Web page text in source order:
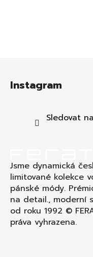
Instagram
Sledovat
Jsme dynamická
limitované kolekce
pánské módy.
na detail., moderní
od roku 1992 ©
práva vyhrazena.